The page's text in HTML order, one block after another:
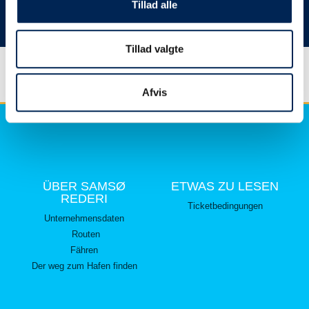
Tillad alle
Tillad valgte
Afvis
Vielen Dank für Ihr Verständnis.
ÜBER SAMSØ
REDERI
Unternehmensdaten
Routen
Fähren
Der weg zum Hafen finden
ETWAS ZU LESEN
Ticketbedingungen